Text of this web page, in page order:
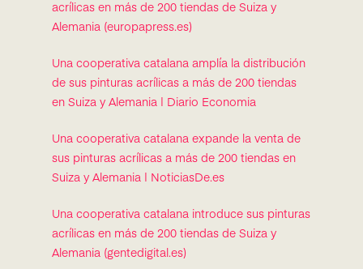
acrílicas en más de 200 tiendas de Suiza y
Alemania (europapress.es)
Una cooperativa catalana amplía la distribución
de sus pinturas acrílicas a más de 200 tiendas
en Suiza y Alemania | Diario Economia
Una cooperativa catalana expande la venta de
sus pinturas acrílicas a más de 200 tiendas en
Suiza y Alemania | NoticiasDe.es
Una cooperativa catalana introduce sus pinturas
acrílicas en más de 200 tiendas de Suiza y
Alemania (gentedigital.es)